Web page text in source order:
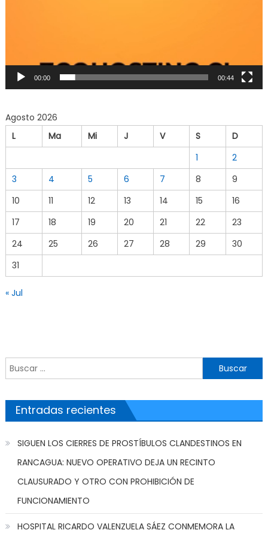
00:00 00:44
Agosto 2026
L
Ma Mi J V S
D
1
2
3
4 5 6 7 8
9
10
11 12 13 14 15
16
17
18 19 20 21 22
23
24
25 26 27 28 29
30
31
« Jul
Buscar por:
Entradas recientes
SIGUEN LOS CIERRES DE PROSTÍBULOS CLANDESTINOS EN
RANCAGUA: NUEVO OPERATIVO DEJA UN RECINTO
CLAUSURADO Y OTRO CON PROHIBICIÓN DE
FUNCIONAMIENTO
HOSPITAL RICARDO VALENZUELA SÁEZ CONMEMORA LA